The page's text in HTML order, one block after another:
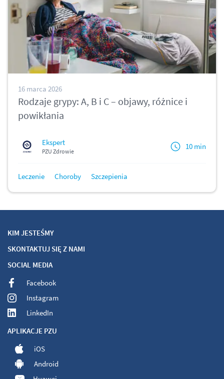
16 marca 2026
Rodzaje grypy: A, B i C – objawy, różnice i
powikłania
Ekspert
PZU Zdrowie 10 min
Leczenie Choroby Szczepienia
KIM JESTEŚMY
SKONTAKTUJ SIĘ Z NAMI
SOCIAL MEDIA
Facebook
Instagram
LinkedIn
APLIKACJE PZU
iOS
Android